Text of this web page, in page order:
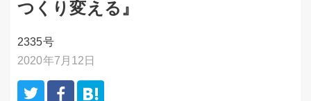
つくり変える』
2335号
2020年7月12日